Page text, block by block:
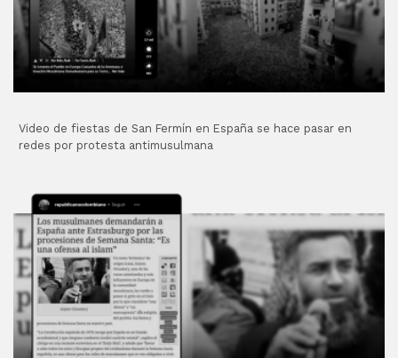
Video de fiestas de San Fermín en España se hace pasar en
redes por protesta antimusulmana